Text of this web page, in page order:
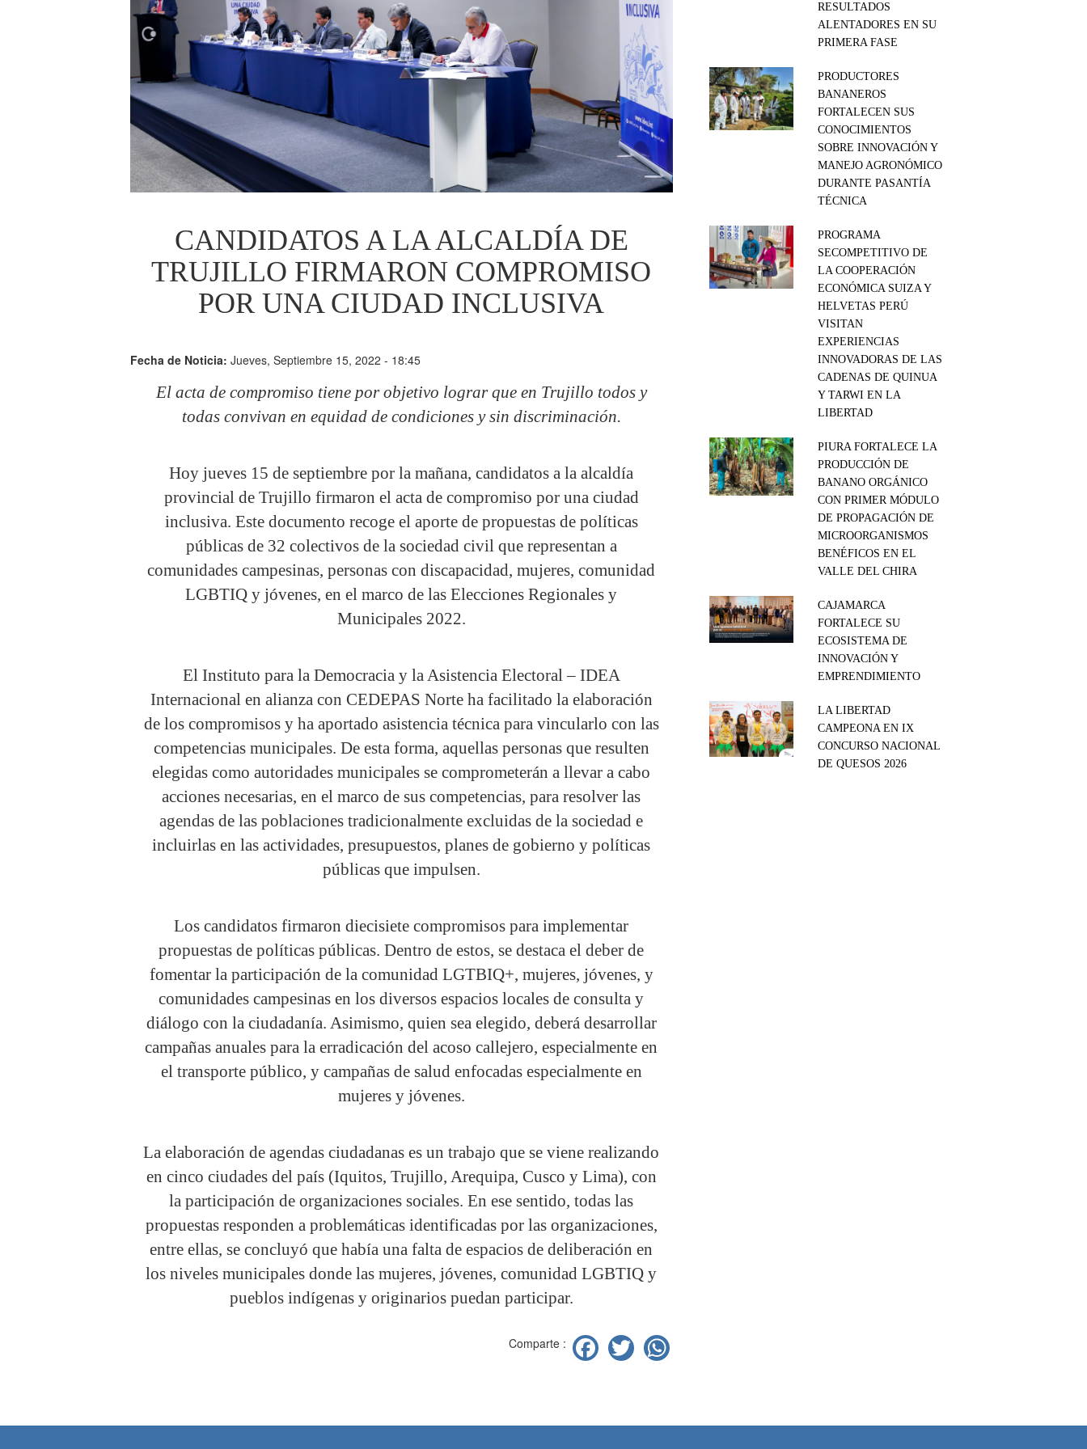
CANDIDATOS A LA ALCALDÍA DE
TRUJILLO FIRMARON COMPROMISO
POR UNA CIUDAD INCLUSIVA
Fecha de Noticia:Jueves, Septiembre 15, 2022 - 18:45
El acta de compromiso tiene por objetivo lograr que en Trujillo todos y
todas convivan en equidad de condiciones y sin discriminación.
Hoy jueves 15 de septiembre por la mañana, candidatos a la alcaldía
provincial de Trujillo firmaron el acta de compromiso por una ciudad
inclusiva. Este documento recoge el aporte de propuestas de políticas
públicas de 32 colectivos de la sociedad civil que representan a
comunidades campesinas, personas con discapacidad, mujeres, comunidad
LGBTIQ y jóvenes, en el marco de las Elecciones Regionales y
Municipales 2022.
El Instituto para la Democracia y la Asistencia Electoral – IDEA
Internacional en alianza con CEDEPAS Norte ha facilitado la elaboración
de los compromisos y ha aportado asistencia técnica para vincularlo con las
competencias municipales. De esta forma, aquellas personas que resulten
elegidas como autoridades municipales se comprometerán a llevar a cabo
acciones necesarias, en el marco de sus competencias, para resolver las
agendas de las poblaciones tradicionalmente excluidas de la sociedad e
incluirlas en las actividades, presupuestos, planes de gobierno y políticas
públicas que impulsen.
Los candidatos firmaron diecisiete compromisos para implementar
propuestas de políticas públicas. Dentro de estos, se destaca el deber de
fomentar la participación de la comunidad LGTBIQ+, mujeres, jóvenes, y
comunidades campesinas en los diversos espacios locales de consulta y
diálogo con la ciudadanía. Asimismo, quien sea elegido, deberá desarrollar
campañas anuales para la erradicación del acoso callejero, especialmente en
el transporte público, y campañas de salud enfocadas especialmente en
mujeres y jóvenes.
La elaboración de agendas ciudadanas es un trabajo que se viene realizando
en cinco ciudades del país (Iquitos, Trujillo, Arequipa, Cusco y Lima), con
la participación de organizaciones sociales. En ese sentido, todas las
propuestas responden a problemáticas identificadas por las organizaciones,
entre ellas, se concluyó que había una falta de espacios de deliberación en
los niveles municipales donde las mujeres, jóvenes, comunidad LGBTIQ y
pueblos indígenas y originarios puedan participar.
Comparte : Facebook
Twitter
RESULTADOS
ALENTADORES EN SU
PRIMERA FASE
PRODUCTORES
BANANEROS
FORTALECEN SUS
CONOCIMIENTOS
SOBRE INNOVACIÓN Y
MANEJO AGRONÓMICO
DURANTE PASANTÍA
TÉCNICA
PROGRAMA
SECOMPETITIVO DE
LA COOPERACIÓN
ECONÓMICA SUIZA Y
HELVETAS PERÚ
VISITAN
EXPERIENCIAS
INNOVADORAS DE LAS
CADENAS DE QUINUA
Y TARWI EN LA
LIBERTAD
PIURA FORTALECE LA
PRODUCCIÓN DE
BANANO ORGÁNICO
CON PRIMER MÓDULO
DE PROPAGACIÓN DE
MICROORGANISMOS
BENÉFICOS EN EL
VALLE DEL CHIRA
CAJAMARCA
FORTALECE SU
ECOSISTEMA DE
INNOVACIÓN Y
EMPRENDIMIENTO
LA LIBERTAD
CAMPEONA EN IX
CONCURSO NACIONAL
DE QUESOS 2026